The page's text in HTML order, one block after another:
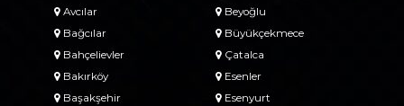
Avcılar
Bağcılar
Bahçelievler
Bakırköy
Başakşehir
Beyoğlu
Büyükçekmece
Çatalca
Esenler
Esenyurt